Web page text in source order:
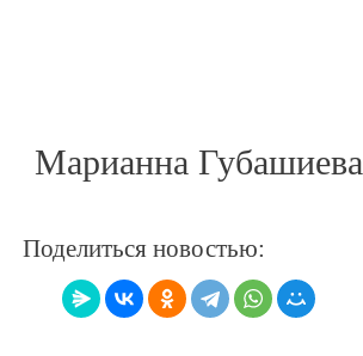
Марианна Губашиева
Поделиться новостью: